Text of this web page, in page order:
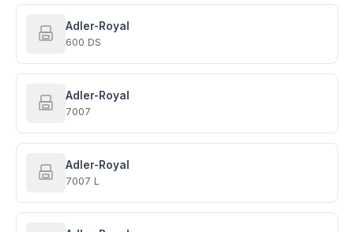
Adler-Royal
600 DS
Adler-Royal
7007
Adler-Royal
7007 L